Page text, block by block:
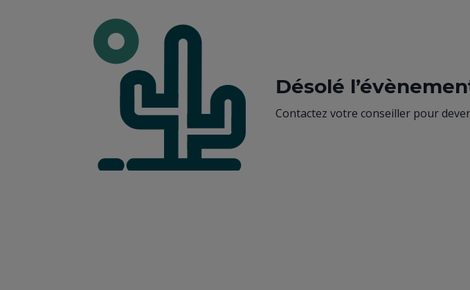
Désolé
Contactez votre conseiller pour